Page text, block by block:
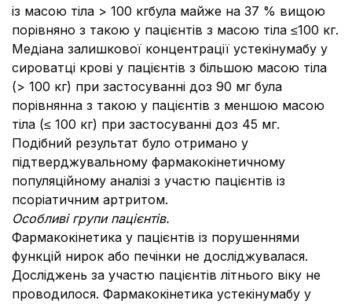
із масою тіла > 100 кгбула майже на 37 % вищою
порівняно з такою у пацієнтів з масою тіла ≤100 кг.
Медіана залишкової концентрації устекінумабу у
сироватці крові у пацієнтів з більшою масою тіла
(> 100 кг) при застосуванні доз 90 мг була
порівнянна з такою у пацієнтів з меншою масою
тіла (≤ 100 кг) при застосуванні доз 45 мг.
Подібний результат було отримано у
підтверджувальному фармакокінетичному
популяційному аналізі з участю пацієнтів із
псоріатичним артритом.
Особливі групи пацієнтів.
Фармакокінетика у пацієнтів із порушеннями
функцій нирок або печінки не досліджувалася.
Досліджень за участю пацієнтів літнього віку не
проводилося. Фармакокінетика устекінумабу у